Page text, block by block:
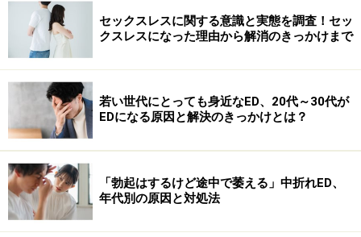
EDは一人で抱え込んでも問題の解消にはつながりません。
EDのケアは「性行為中の明確な違和感」を感じた時が、
してしまうことがある」「勃起までに時間がかかってし
まう」「勃ちが悪い」などです。このようなED症状が現
れるようになったら、一人で悩まず専門家である医師に
一度相談してみましょう。
EDは性に関するデリケートな悩みなので、一人で抱え込
んでしまう男性も多いのですが、それでは問題の根本的
セックスレスに関する意識と実態を調査！セッ
クスレスになった理由から解消のきっかけまで
若い世代にとっても身近なED、20代～30代が
EDになる原因と解決のきっかけとは？
「勃起はするけど途中で萎える」中折れED、
年代別の原因と対処法